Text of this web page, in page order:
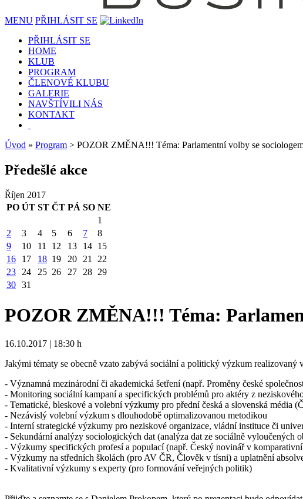
MENU PŘIHLÁSIT SE
PŘIHLÁSIT SE
HOME
KLUB
PROGRAM
ČLENOVÉ KLUBU
GALERIE
NAVŠTÍVILI NÁS
KONTAKT
Úvod » Program > POZOR ZMĚNA!!! Téma: Parlamentní volby se
Předešlé akce
Říjen 2017
PO ÚT ST ČT PÁ SO NE
1
2
3 4 5 6 7
8
9
10 11 12 13 14 15
16
17 18 19 20 21
22
23
24 25 26 27 28 29
30 31
POZOR ZMĚNA!!! Téma:
16.10.2017 | 18:30 h
Jakými tématy se obecně vzato zabývá sociální a politický výzkum
- Významná mezinárodní či akademická šetření (např. Proměny české
- Monitoring sociální kampaní a specifických problémů pro aktéry z
- Tematické, bleskové a volební výzkumy pro přední česká a slovenská média
- Nezávislý volební výzkum s dlouhodobě optimalizovanou metodikou
- Interní strategické výzkumy pro neziskové organizace, vládní instituce či
- Sekundární analýzy sociologických dat (analýza dat ze sociálně vyloučených
- Výzkumy specifických profesí a populací (např. Český novinář v
- Výzkumy na středních školách (pro AV ČR, Člověk v tísni) a uplatnění
- Kvalitativní výzkumy s experty (pro formování veřejných politik)